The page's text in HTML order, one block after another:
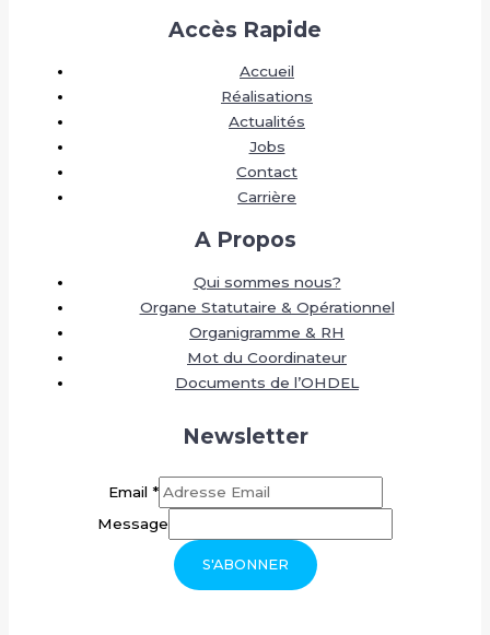
Accès Rapide
Accueil
Réalisations
Actualités
Jobs
Contact
Carrière
A Propos
Qui sommes nous?
Organe Statutaire & Opérationnel
Organigramme & RH
Mot du Coordinateur
Documents de l’OHDEL
Newsletter
Email *
Message
S'ABONNER